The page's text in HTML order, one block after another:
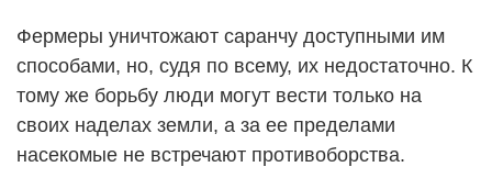
Фермеры уничтожают саранчу доступными им
способами, но, судя по всему, их недостаточно. К
тому же борьбу люди могут вести только на
своих наделах земли, а за ее пределами
насекомые не встречают противоборства.